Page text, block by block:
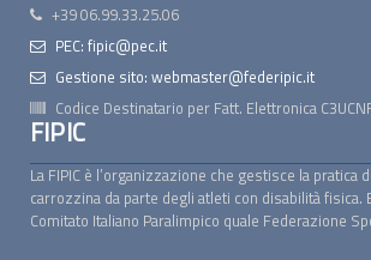
+39 06.99.33.25.06
PEC: fipic@pec.it
Gestione sito: webmaster@federipic.it
Codice Destinatario per Fatt. Elettronica
FIPIC
La FIPIC è l’organizzazione che gestisce la pratica
carrozzina da parte degli atleti con disabilità fisica.
Comitato Italiano Paralimpico quale Federazione